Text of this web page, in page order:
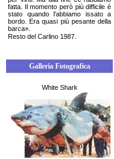
fatta. Il momento però più difficile é
stato quando l'abbiamo issato a
bordo. Era quasi più pesante della
barca».
Resto del Carlino 1987.
Galleria Fotografica
White Shark